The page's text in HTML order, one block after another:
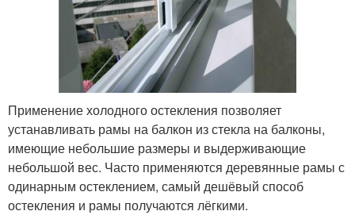
Применение холодного остекления позволяет
устанавливать рамы на балкон из стекла на балконы,
имеющие небольшие размеры и выдерживающие
небольшой вес. Часто применяются деревянные рамы с
одинарным остеклением, самый дешёвый способ
остекления и рамы получаются лёгкими.